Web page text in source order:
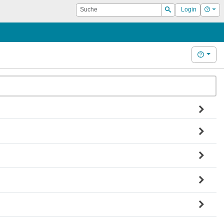
Suche
Suchen
Login Hilfe
Hilfe